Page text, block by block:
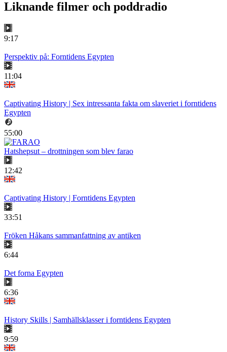
Liknande filmer och poddradio
9:17
Perspektiv på: Forntidens Egypten
11:04
Captivating History | Sex intressanta fakta om slaveriet i forntidens
Egypten
55:00
Hatshepsut – drottningen som blev farao
12:42
Captivating History | Forntidens Egypten
33:51
Fröken Håkans sammanfattning av antiken
6:44
Det forna Egypten
6:36
History Skills | Samhällsklasser i forntidens Egypten
9:59